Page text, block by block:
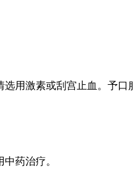
用激素或刮宫止血。予口
药治疗。